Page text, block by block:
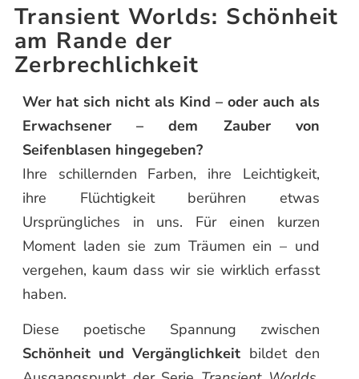
Transient Worlds: Schönheit
am Rande der
Zerbrechlichkeit
Wer hat sich nicht als Kind – oder auch als
Erwachsener – dem Zauber von
Seifenblasen hingegeben?
Ihre schillernden Farben, ihre Leichtigkeit,
ihre Flüchtigkeit berühren etwas
Ursprüngliches in uns. Für einen kurzen
Moment laden sie zum Träumen ein – und
vergehen, kaum dass wir sie wirklich erfasst
haben.
Diese poetische Spannung zwischen
Schönheit und Vergänglichkeit bildet den